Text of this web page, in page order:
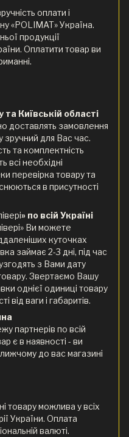
оплати і
«POLIMAT» Україна.
продукції
Оплатити товар ви
Київській області
доставлять замовлення
для Вас час.
та комплектність
необхідні
перевірка товару та
в присутності
» по всій Україні
Ви можете
куточках
займає 2-3 дні, під час
з Вами дату
Звертаємо Вашу
однієї одиниці товару
від ваги і габаритів.
партнерів по всій
є в наявності - ви
до вас магазині
товару можлива у всіх
України. Оплата
валюті.